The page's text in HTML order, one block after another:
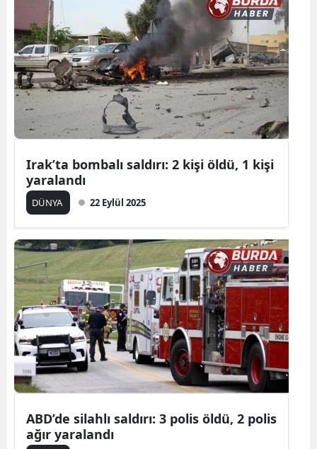
Irak’ta bombalı saldırı: 2 kişi öldü, 1 kişi
yaralandı
DÜNYA 22 Eylül 2025
ABD’de silahlı saldırı: 3 polis öldü, 2 polis
ağır yaralandı